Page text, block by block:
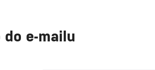
e-mailu